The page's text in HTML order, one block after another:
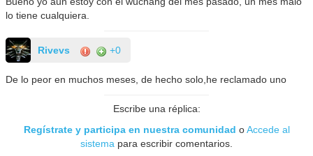
lo tiene cualquiera.
Rivevs +0
De lo peor en muchos meses, de hecho solo,he reclamado uno
Escribe una réplica:
Regístrate y participa en nuestra comunidad oAccede al
sistema para escribir comentarios.